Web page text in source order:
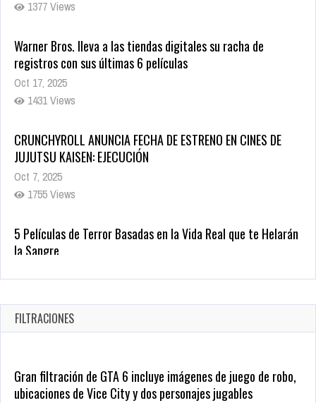
registros con sus últimas 6 películas
1431 Views
CRUNCHYROLL ANUNCIA FECHA DE ESTRENO EN CINES DE
JUJUTSU KAISEN: EJECUCIÓN
1755 Views
5 Películas de Terror Basadas en la Vida Real que te Helarán
la Sangre
1335 Views
Revive el terror: El conjuro 4: Últimos ritos ya está disponible
Oct 20, 2025
1377 Views
FILTRACIONES
Gran filtración de GTA 6 incluye imágenes de juego de robo,
ubicaciones de Vice City y dos personajes jugables